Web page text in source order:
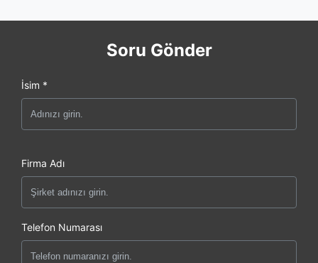
Soru Gönder
İsim *
Firma Adı
Telefon Numarası